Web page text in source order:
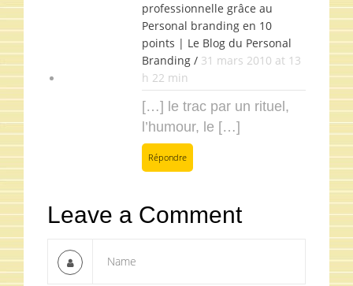
professionnelle grâce au
Personal branding en 10
points | Le Blog du Personal
Branding / 31 mars 2010 at 13
h 22 min
[…] le trac par un rituel,
l’humour, le […]
Répondre
Leave a Comment